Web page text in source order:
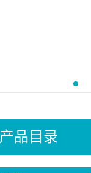
产品目录